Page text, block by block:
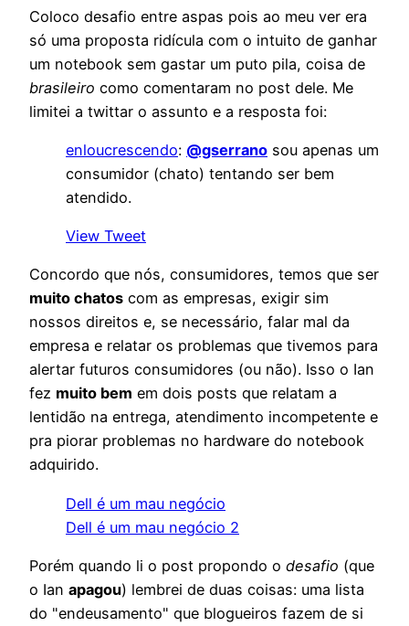
Coloco desafio entre aspas pois ao meu ver era
só uma proposta ridícula com o intuito de ganhar
um notebook sem gastar um puto pila, coisa de
brasileiro como comentaram no post dele. Me
limitei a twittar o assunto e a resposta foi:
enloucrescendo: @gserrano sou apenas um
consumidor (chato) tentando ser bem
atendido.
View Tweet
Concordo que nós, consumidores, temos que ser
muito chatos com as empresas, exigir sim
nossos direitos e, se necessário, falar mal da
empresa e relatar os problemas que tivemos para
alertar futuros consumidores (ou não). Isso o Ian
fez muito bem em dois posts que relatam a
lentidão na entrega, atendimento incompetente e
pra piorar problemas no hardware do notebook
adquirido.
Dell é um mau negócio
Dell é um mau negócio 2
Porém quando li o post propondo o desafio (que
o Ian apagou) lembrei de duas coisas: uma lista
do "endeusamento" que blogueiros fazem de si